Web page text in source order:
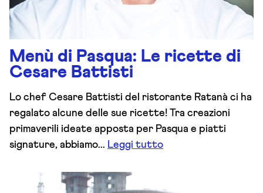
Menù di Pasqua: Le ricette di
Cesare Battisti
Lo chef Cesare Battisti del ristorante Ratanà ci ha
regalato alcune delle sue ricette! Tra creazioni
primaverili ideate apposta per Pasqua e piatti
signature, abbiamo... Leggi tutto